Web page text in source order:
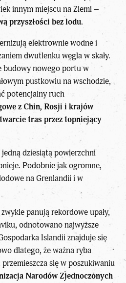
innym miejscu na Ziemi –
przyszłości bez lodu.
elektrownie wodne i
dwutlenku węgla w skały.
budowy nowego portu w
pustkowiu na wschodzie,
potencjalny ruch
z Chin, Rosji i krajów
tras przez topniejący
dziesiątą powierzchni
Podobnie jak ogromne,
na Grenlandii i w
panują rekordowe upały,
odnotowano najwyższe
Islandii znajduje się
dlatego, że ważna ryba
się w poszukiwaniu
Narodów Zjednoczonych